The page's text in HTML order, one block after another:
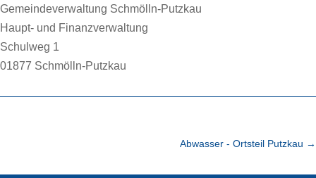
Gemeindeverwaltung Schmölln-Putzkau
Haupt- und Finanzverwaltung
Schulweg 1
01877 Schmölln-Putzkau
Abwasser - Ortsteil Putzkau →